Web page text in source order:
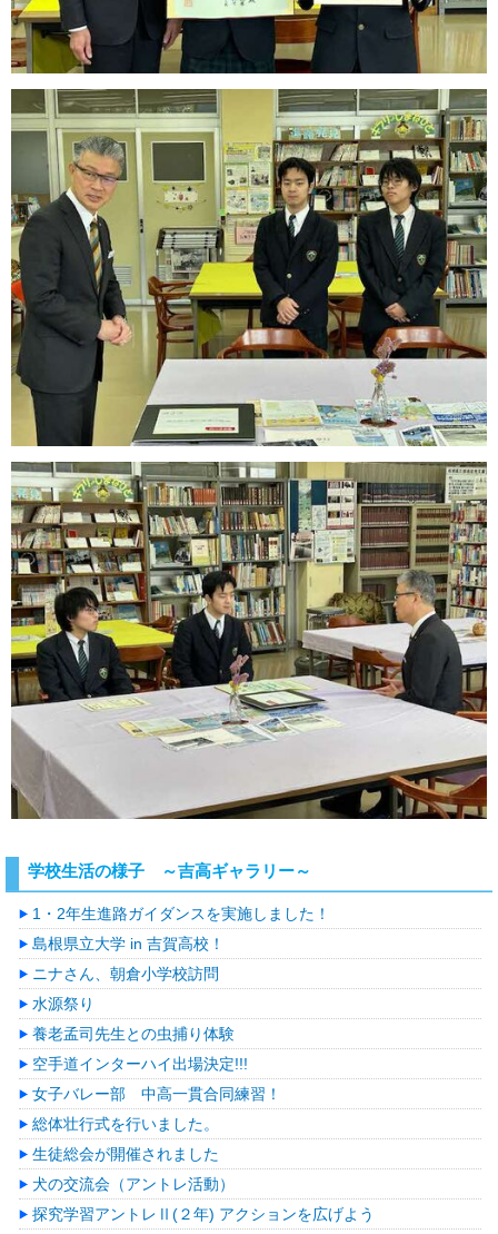
学校生活の様子 ～吉高ギャラリー～
1・2年生進路ガイダンスを実施しました！
島根県立大学 in 吉賀高校！
ニナさん、朝倉小学校訪問
水源祭り
養老孟司先生との虫捕り体験
空手道インターハイ出場決定!!!
女子バレー部 中高一貫合同練習！
総体壮行式を行いました。
生徒総会が開催されました
犬の交流会（アントレ活動）
探究学習アントレⅡ(２年) アクションを広げよう